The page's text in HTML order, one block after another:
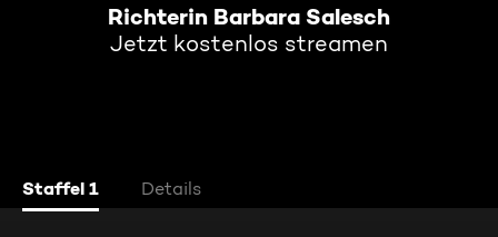
Richterin Barbara Salesch
Jetzt kostenlos streamen
Staffel 1 Details